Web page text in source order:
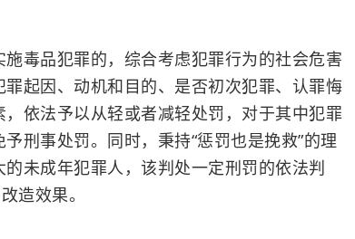
毒品犯罪的，综合考虑犯罪行为的社会危害
起因、动机和目的、是否初次犯罪、认罪悔
依法予以从轻或者减轻处罚，对于其中犯罪
刑事处罚。同时，秉持“惩罚也是挽救”的理
未成年犯罪人，该判处一定刑罚的依法判
造效果。